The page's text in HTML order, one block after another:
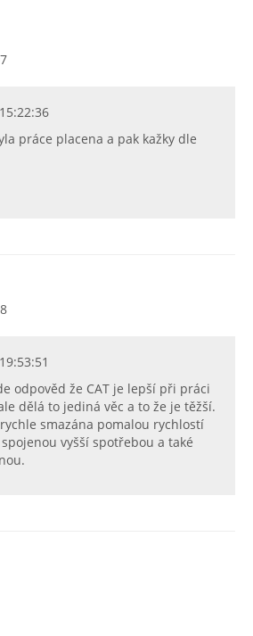
práce placena a pak kažky dle
odpověd že CAT je lepší při práci
dělá to jediná věc a to že je těžší.
smazána pomalou rychlostí
vyšší spotřebou a také